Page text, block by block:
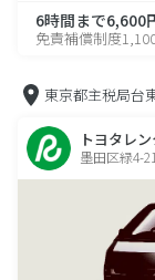
6時間まで6,600
免責補償制度
東京都主税局台
トヨタレ
墨田区緑4-